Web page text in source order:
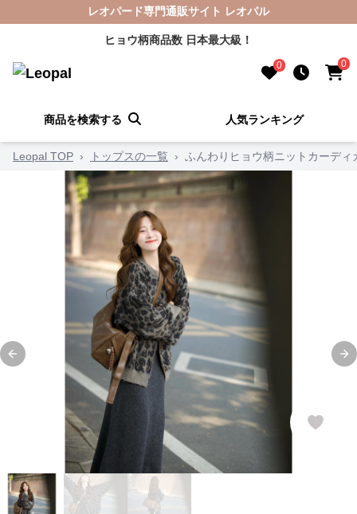
レオパード専門通販サイト レオパル
ヒョウ柄商品数 日本最大級！
0 0
商品を検索する 人気ランキング
Leopal TOP › トップスの一覧 › ふんわりヒョウ柄ニットカーディ
Previous slide